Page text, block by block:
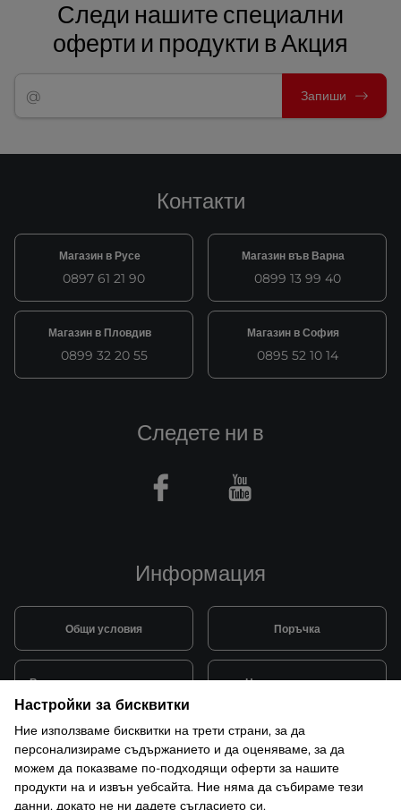
Следи нашите специални
оферти и продукти в Акция
Запиши
Контакти
Магазин в Русе
0897 61 21 90
Магазин във Варна
0899 13 99 40
Магазин в Пловдив
0899 32 20 55
Магазин в София
0895 52 10 14
Информация
Общи условия Поръчка
Видове и цена за транспорт Начини на плащане
Система за лоялни клиенти Монтаж и поддръжка
Рекламации и гаранция
Следете ни в
Facebook Youtube
Настройки за бисквитки
Ние използваме бисквитки на трети страни, за да
персонализираме съдържанието и да оценяваме, за да
можем да показваме по-подходящи оферти за нашите
продукти на и извън уебсайта. Ние няма да събираме тези
данни, докато не ни дадете съгласието си.